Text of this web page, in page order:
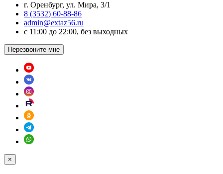
г. Оренбург, ул. Мира, 3/1
8 (3532) 60-88-86
admin@extaz56.ru
c 11:00 до 22:00, без выходных
Перезвоните мне
×